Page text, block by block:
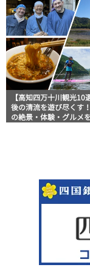
【高知四万十川観光10
後の清流を遊び尽くす
の絶景・体験・グルメ